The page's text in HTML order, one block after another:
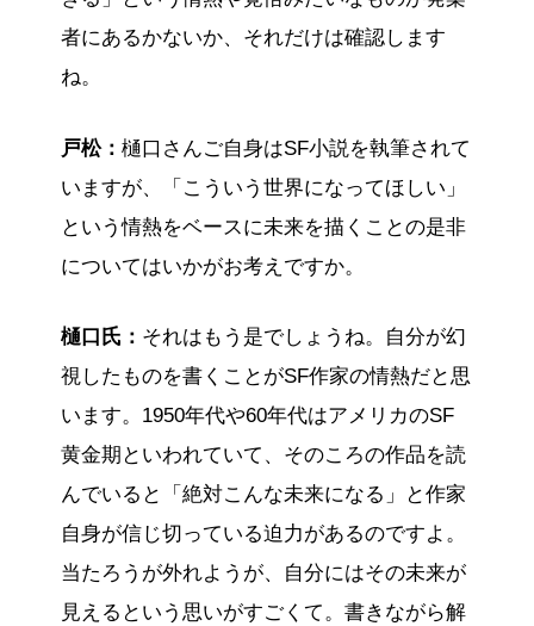
者にあるかないか、それだけは確認します
ね。
戸松： 樋口さんご自身はSF小説を執筆されて
いますが、「こういう世界になってほしい」
という情熱をベースに未来を描くことの是非
についてはいかがお考えですか。
樋口氏： それはもう是でしょうね。自分が幻
視したものを書くことがSF作家の情熱だと思
います。1950年代や60年代はアメリカのSF
黄金期といわれていて、そのころの作品を読
んでいると「絶対こんな未来になる」と作家
自身が信じ切っている迫力があるのですよ。
当たろうが外れようが、自分にはその未来が
見えるという思いがすごくて。書きながら解